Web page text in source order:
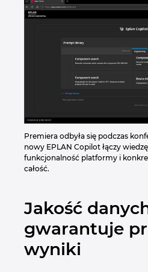
Premiera odbyła się podczas
nowy EPLAN Copilot łączy
funkcjonalność platformy i
całość.
Jakość
gwarantuje
wyniki